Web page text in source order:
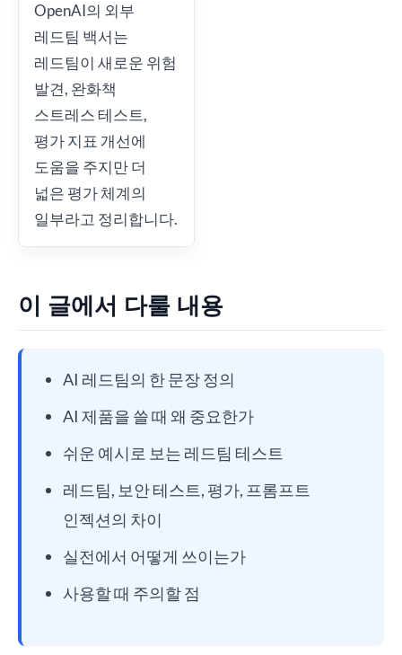
OpenAI의 외부
레드팀 백서는
레드팀이 새로운 위험
발견, 완화책
스트레스 테스트,
평가 지표 개선에
도움을 주지만 더
넓은 평가 체계의
일부라고 정리합니다.
이 글에서 다룰 내용
AI 레드팀의 한 문장 정의
AI 제품을 쓸 때 왜 중요한가
쉬운 예시로 보는 레드팀 테스트
레드팀, 보안 테스트, 평가, 프롬프트
인젝션의 차이
실전에서 어떻게 쓰이는가
사용할 때 주의할 점